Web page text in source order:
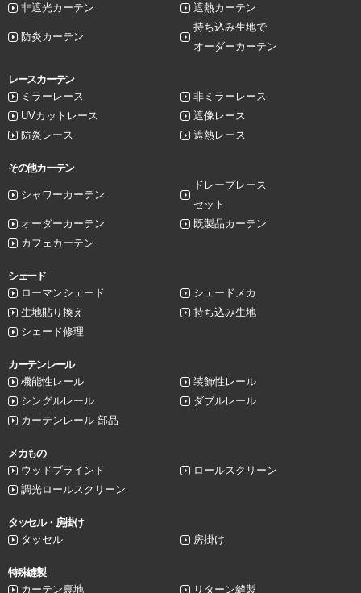
非遮光カーテン
遮熱カーテン
防炎カーテン
持ち込み生地で
オーダーカーテン
レースカーテン
ミラーレース
非ミラーレース
UVカットレース
遮像レース
防炎レース
遮熱レース
その他カーテン
シャワーカーテン
ドレープレース
セット
オーダーカーテン
既製品カーテン
カフェカーテン
シェード
ローマンシェード
シェードメカ
生地貼り換え
持ち込み生地
シェード修理
カーテンレール
機能性レール
装飾性レール
シングルレール
ダブルレール
カーテンレール 部品
メカもの
ウッドブラインド
ロールスクリーン
調光ロールスクリーン
タッセル・房掛け
タッセル
房掛け
特殊縫製
カーテン裏地
リターン縫製